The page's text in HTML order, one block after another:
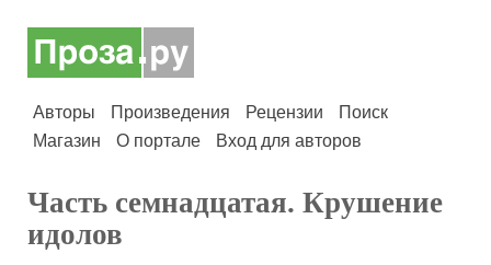
Авторы Произведения Рецензии
Поиск
Магазин
О портале Вход для авторов
Часть семнадцатая. Крушение
идолов